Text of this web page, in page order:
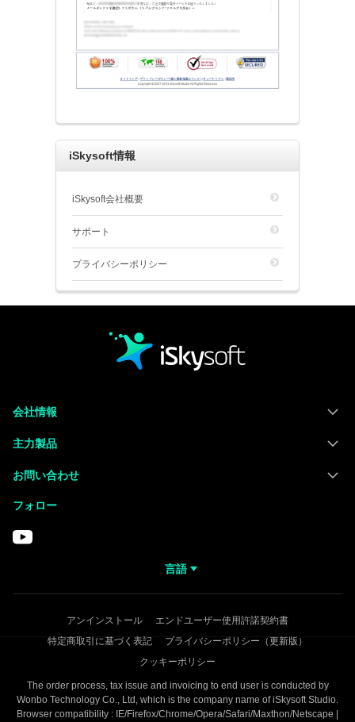
iSkysoft情報
iSkysoft会社概要
サポート
プライバシーポリシー
会社情報
主力製品
お問い合わせ
フォロー
言語
アンインストール
エンドユーザー使用許諾契約書
特定商取引に基づく表記
プライバシーポリシー（更新版）
クッキーポリシー
The order process, tax issue and invoicing to end user is conducted by
Wonbo Technology Co., Ltd, which is the company name of iSkysoft Studio.
Browser compatibility : IE/Firefox/Chrome/Opera/Safari/Maxthon/Netscape |